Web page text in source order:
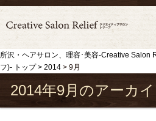
所沢・ヘアサロン、理容･美容-Creative Salon
フ)- トップ > 2014 > 9月
2014年9月のアーカ